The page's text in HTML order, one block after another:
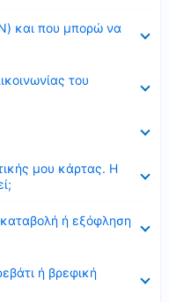
και που μπορώ να
του
μου κάρτας. Η
ή εξόφληση
ή βρεφική